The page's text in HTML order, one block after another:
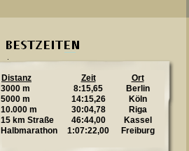
Distanz Zeit
Ort
3000 m
8:15,65
Berlin
5000 m
14:15,26
Köln
10.000 m
30:04,78
Riga
15 km Straße
46:44,00
Kassel
Halbmarathon
1:07:22,00 Freiburg